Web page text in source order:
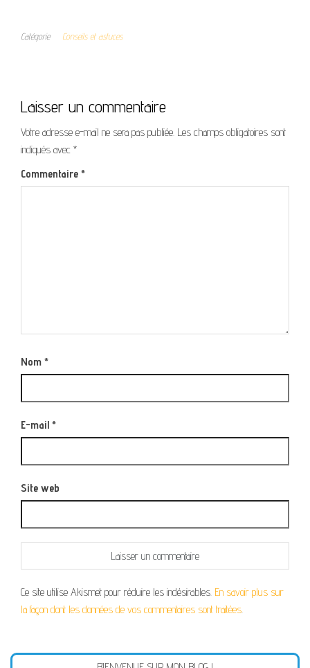
Catégorie Conseils et astuces
Laisser un commentaire
Votre adresse e-mail ne sera pas publiée. Les champs obligatoires sont
indiqués avec *
Commentaire *
Nom *
E-mail *
Site web
Ce site utilise Akismet pour réduire les indésirables. En savoir plus sur
la façon dont les données de vos commentaires sont traitées.